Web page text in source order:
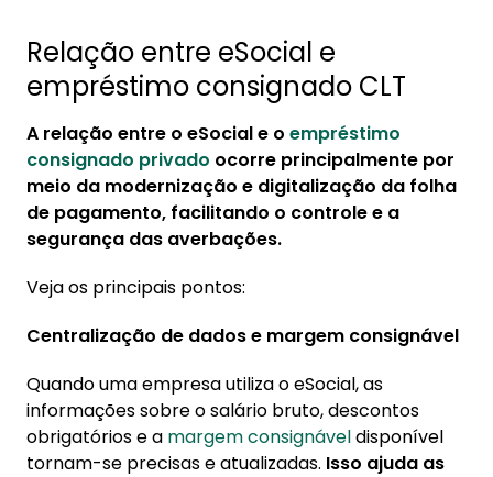
Relação entre eSocial e
empréstimo consignado CLT
A relação entre o eSocial e o empréstimo
consignado privado ocorre principalmente por
meio da modernização e digitalização da folha
de pagamento, facilitando o controle e a
segurança das averbações.
Veja os principais pontos:
Centralização de dados e margem consignável
Quando uma empresa utiliza o eSocial, as
informações sobre o salário bruto, descontos
obrigatórios e a margem consignáveldisponível
tornam-se precisas e atualizadas. Isso ajuda as